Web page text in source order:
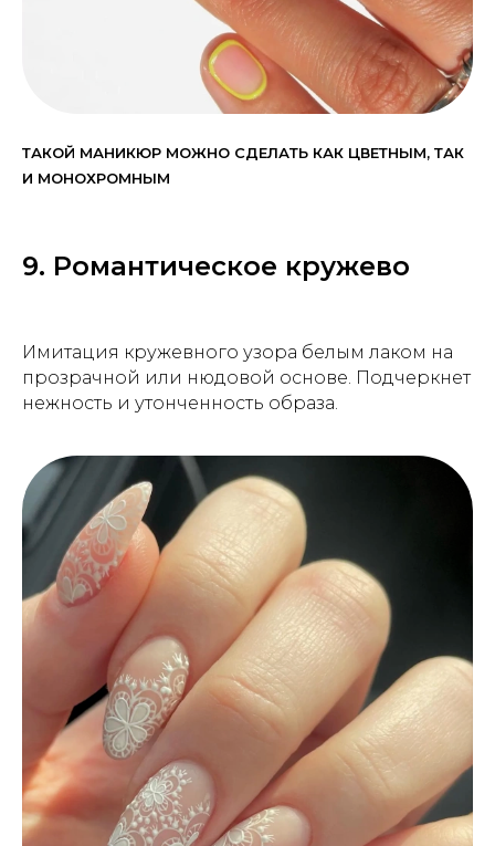
ТАКОЙ МАНИКЮР МОЖНО СДЕЛАТЬ КАК ЦВЕТНЫМ, ТАК
И МОНОХРОМНЫМ
9. Романтическое кружево
Имитация кружевного узора белым лаком на
прозрачной или нюдовой основе. Подчеркнет
нежность и утонченность образа.